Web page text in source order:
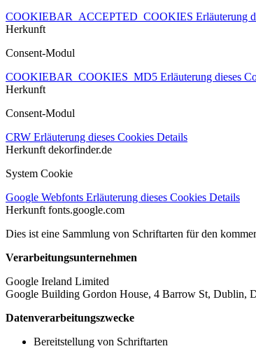
COOKIEBAR_ACCEPTED_COOKIES Erläuterung
Herkunft
Consent-Modul
COOKIEBAR_COOKIES_MD5 Erläuterung dieses
Herkunft
Consent-Modul
CRW Erläuterung dieses Cookies Details
Herkunft dekorfinder.de
System Cookie
Google Webfonts Erläuterung dieses Cookies Details
Herkunft fonts.google.com
Dies ist eine Sammlung von Schriftarten für den
Verarbeitungsunternehmen
Google Ireland Limited
Google Building Gordon House, 4 Barrow St, Dublin,
Datenverarbeitungszwecke
Bereitstellung von Schriftarten